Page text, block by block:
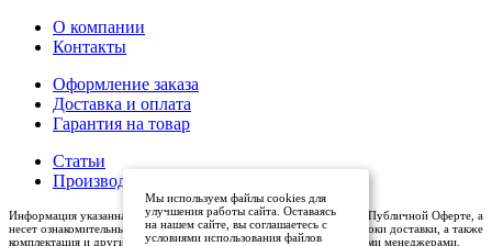
О компании
Контакты
Оформление заказа
Доставка и оплата
Гарантия на товар
Статьи
Производители
Информация указанная на сайте (описания и цены), не относится к Публичной Оферте, а
несет ознакомительный характер. Окончательная цена, условия и сроки доставки, а также
комплектация и другие характеристики товаров - уточняются нашими менеджерами.
Мы используем файлы cookies для
улучшения работы сайта. Оставаясь
на нашем сайте, вы соглашаетесь с
условиями использования файлов